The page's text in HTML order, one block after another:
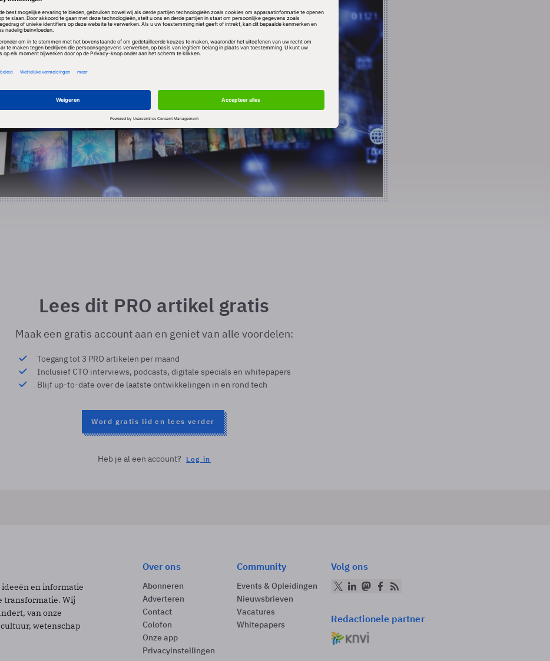
Lees dit PRO artikel gratis
Maak een gratis account aan en geniet van alle voordelen:
Toegang tot 3 PRO artikelen per maand
Inclusief CTO interviews, podcasts, digitale specials en whitepapers
Blijf up-to-date over de laatste ontwikkelingen in en rond tech
Word gratis lid en lees verder
Heb je al een account? Log in
ideeën en informatie
transformatie. Wij
van onze
wetenschap
Over ons
Abonneren
Adverteren
Contact
Colofon
Onze app
Privacyinstellingen
Community
Events & Opleidingen
Nieuwsbrieven
Vacatures
Whitepapers
Volg ons
Redactionele partner